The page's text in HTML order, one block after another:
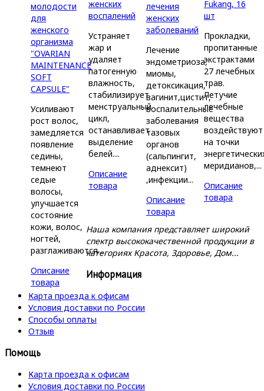
молодости
для
женского
организма
"OVARIAN
MAINTENANCE
SOFT
CAPSULE"
Усиливают
рост волос,
замедляется
появление
седины,
темнеют
седые
волосы,
улучшается
состояние
кожи, волос,
ногтей,
разглаживаются...
Описание
товара
женских
воспалений
Устраняет
жар и
удаляет
патогенную
влажность,
стабилизирует
менструальный
цикл,
останавливает
выделение
белей....
Описание
товара
лечения
женских
заболеваний
Лечение
эндометриоза,
миомы,
детоксикация,
вагинит,цистит,
воспалительные
заболевания
тазовых
органов
(сальпингит,
аднексит)
,инфекции...
Описание
товара
Fukang, 16
шт
Прокладки,
пропитанные
экстрактами
27 лечебных
трав.
Летучие
лечебные
вещества
воздействуют
на точки
меридианов,...
Описание
товара
Наша компания представляет широкий
спектр высококачественной продукции в
категориях Красота, Здоровье, Дом...
Информация
Карта проезда к офисам
Условия доставки по России
Способы оплаты
Отзыв
Помощь
Карта проезда к офисам
Условия доставки по России